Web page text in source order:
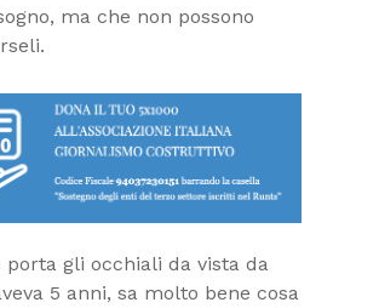
ma che non possono
porta gli occhiali da vista da
5 anni, sa molto bene cosa